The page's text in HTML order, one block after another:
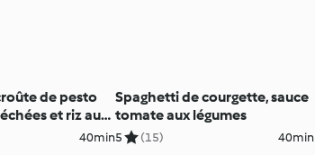
de pesto
et riz aux
40min
Spaghetti de courgette, sauce
tomate aux légumes
5 (15) 40min